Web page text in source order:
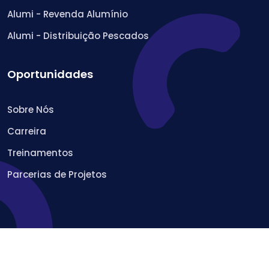
Alumi - Revenda Alumínio
Alumi - Distribuição Pescados
Oportunidades
Sobre Nós
Carreira
Treinamentos
Parcerias de Projetos